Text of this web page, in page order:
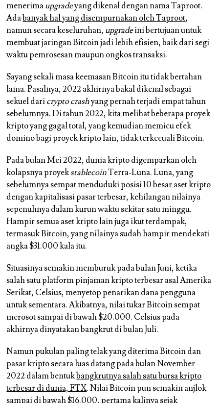
menerimaupgradeyang dikenal dengan nama Taproot.
Adabanyak hal yang disempurnakan oleh Taproot,
namun secara keseluruhan, upgradeini bertujuan untuk
membuat jaringan Bitcoin jadi lebih efisien, baik dari segi
waktu pemrosesan maupun ongkos transaksi.
Sayang sekali masa keemasan Bitcoin itu tidak bertahan
lama. Pasalnya, 2022 akhirnya bakal dikenal sebagai
sekuel daricrypto crashyang pernah terjadi empat tahun
sebelumnya. Di tahun 2022, kita melihat beberapa proyek
kripto yang gagal total, yang kemudian memicu efek
domino bagi proyek kripto lain, tidak terkecuali Bitcoin.
Pada bulan Mei 2022, dunia kripto digemparkan oleh
kolapsnya proyekstablecoinTerra-Luna. Luna, yang
sebelumnya sempat menduduki posisi 10 besar aset kripto
dengan kapitalisasi pasar terbesar, kehilangan nilainya
sepenuhnya dalam kurun waktu sekitar satu minggu.
Hampir semua aset kripto lain juga ikut terdampak,
termasuk Bitcoin, yang nilainya sudah hampir mendekati
angka $31.000 kala itu.
Situasinya semakin memburuk pada bulan Juni, ketika
salah satu platform pinjaman kripto terbesar asal Amerika
Serikat, Celsius, menyetop penarikan dana pengguna
untuk sementara. Akibatnya, nilai tukar Bitcoin sempat
merosot sampai di bawah $20.000. Celsius pada
akhirnya dinyatakan bangkrut di bulan Juli.
Namun pukulan paling telak yang diterima Bitcoin dan
pasar kripto secara luas datang pada bulan November
2022 dalam bentukbangkrutnya salah satu bursa kripto
terbesar di dunia, FTX. Nilai Bitcoin pun semakin anjlok
sampai di bawah $16.000, pertama kalinya sejak